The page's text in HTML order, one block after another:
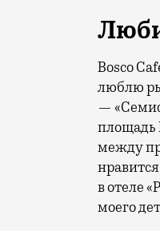
Bosco
люблю
—
площадь
между
в отеле
моего